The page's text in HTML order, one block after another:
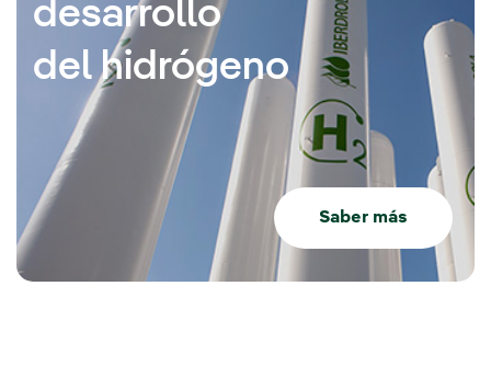
desarrollo
del hidrógeno
Saber más